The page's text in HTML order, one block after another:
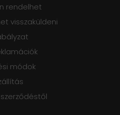
rendelhet
visszaküldeni
módok